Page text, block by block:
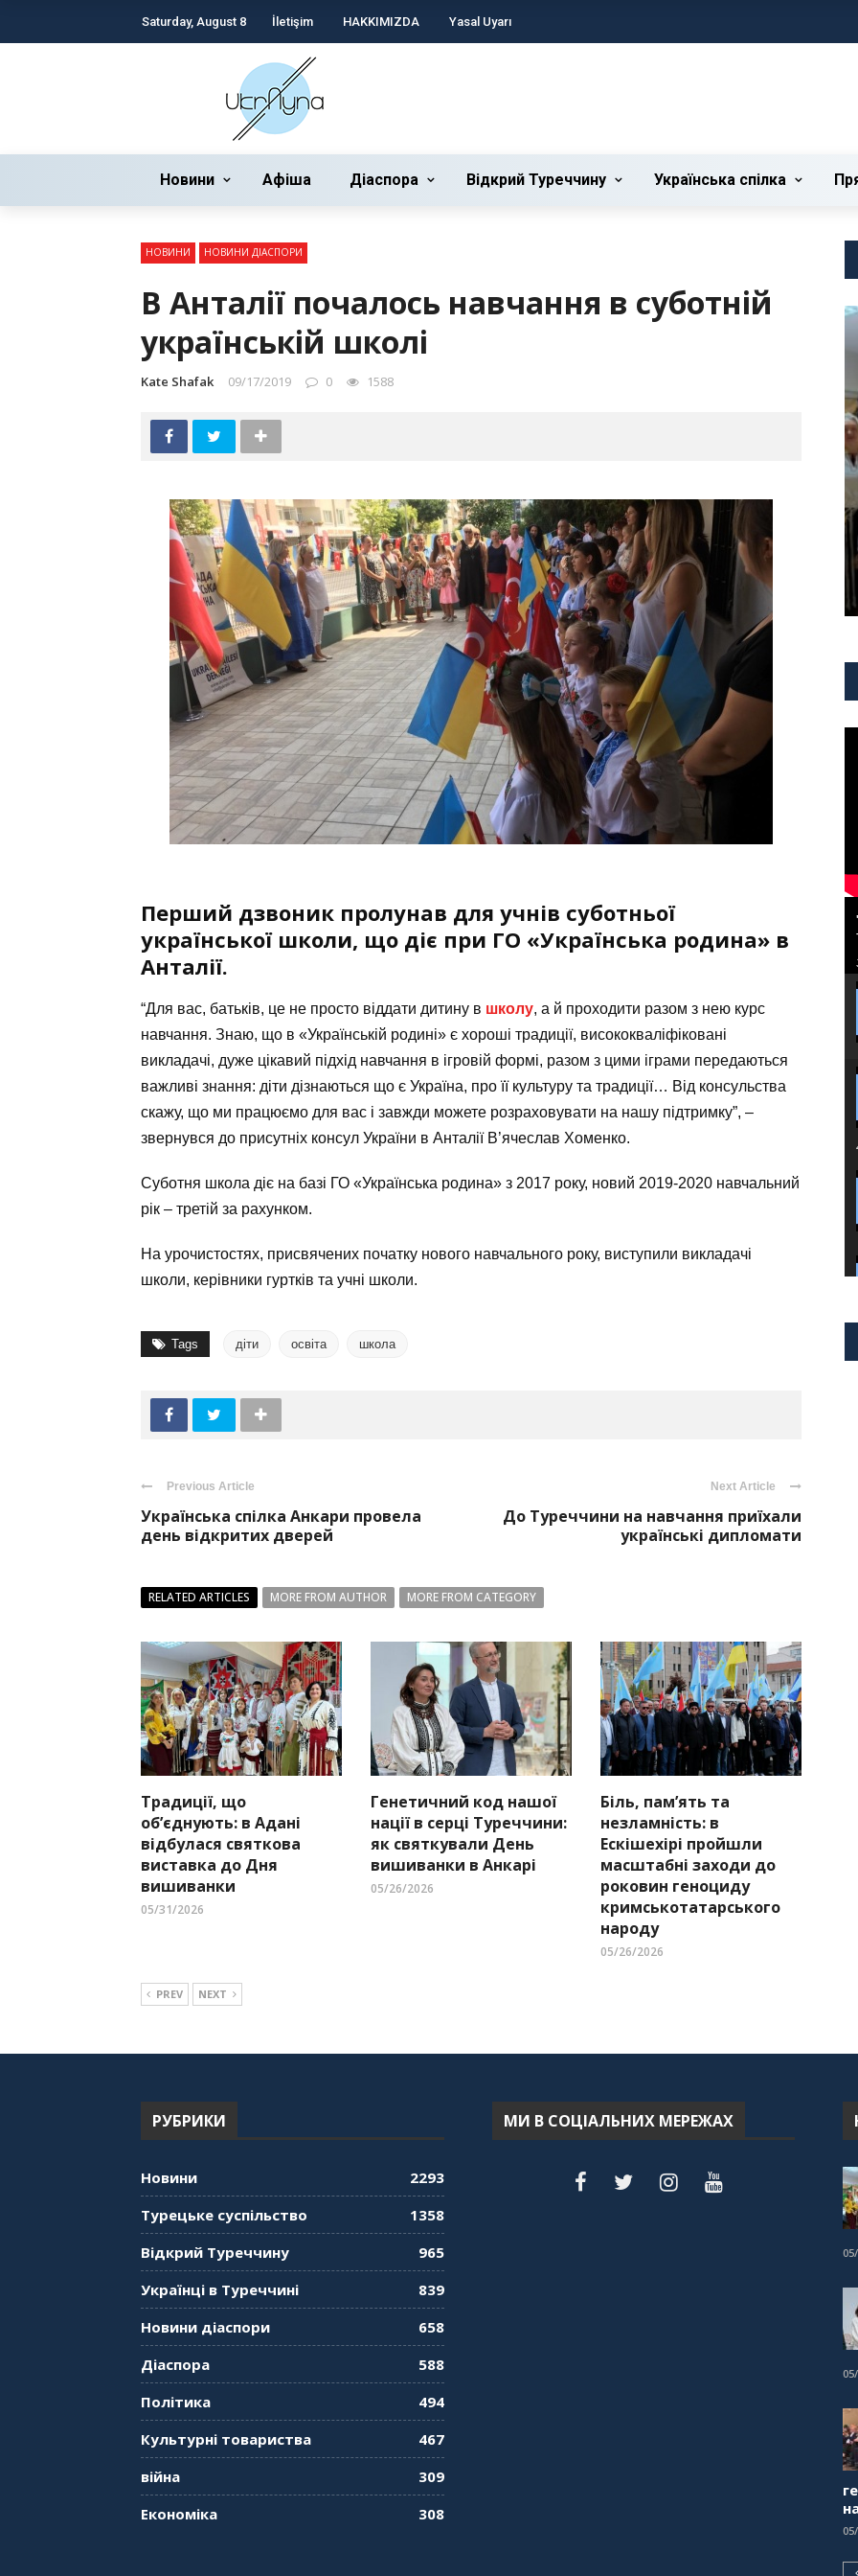
Saturday, August 8 İletişim HAKKIMIZDA Yasal Uyarı
Новини Афіша Діаспора Відкрий Туреччину Українська cпілка
НОВИНИ НОВИНИ ДІАСПОРИ
В Анталії почалось навчання в суботній
українській школі
Kate Shafak 09/17/2019 0 1588
Перший дзвоник пролунав для учнів суботньої
української школи, що діє при ГО «Українська родина» в
Анталії.
“Для вас, батьків, це не просто віддати дитину в школу, а й проходити разом з нею курс
навчання. Знаю, що в «Українській родині» є хороші традиції, висококваліфіковані
викладачі, дуже цікавий підхід навчання в ігровій формі, разом з цими іграми передаються
важливі знання: діти дізнаються що є Україна, про її культуру та традиції… Від консульства
скажу, що ми працюємо для вас і завжди можете розраховувати на нашу підтримку”, –
звернувся до присутніх консул України в Анталії В’ячеслав Хоменко.
Суботня школа діє на базі ГО «Українська родина» з 2017 року, новий 2019-2020 навчальний
рік – третій за рахунком.
На урочистостях, присвячених початку нового навчального року, виступили викладачі
школи, керівники гуртків та учні школи.
Tags діти освіта школа
Previous Article
Українська спілка Анкари провела
день відкритих дверей
Next Article
До Туреччини на навчання приїхали
українські дипломати
RELATED ARTICLES MORE FROM AUTHOR MORE FROM CATEGORY
Традиції, що
об’єднують: в Адані
відбулася святкова
виставка до Дня
вишиванки
05/31/2026
Генетичний код нашої
нації в серці Туреччини:
як святкували День
вишиванки в Анкарі
05/26/2026
Біль, пам’ять та
незламність: в
Ескішехірі пройшли
масштабні заходи до
роковин геноциду
кримськотатарського
народу
05/26/2026
PREV NEXT
РУБРИКИ
Новини
2293
Турецьке суспільство
1358
Відкрий Туреччину
965
Українці в Туреччині
839
Новини діаспори
658
Діаспора
588
Політика
494
Культурні товариства
467
війна
309
Економіка
308
МИ В СОЦІАЛЬНИХ МЕРЕЖАХ